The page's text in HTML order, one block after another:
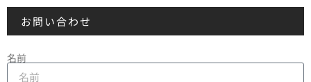
お問い合わせ
名前